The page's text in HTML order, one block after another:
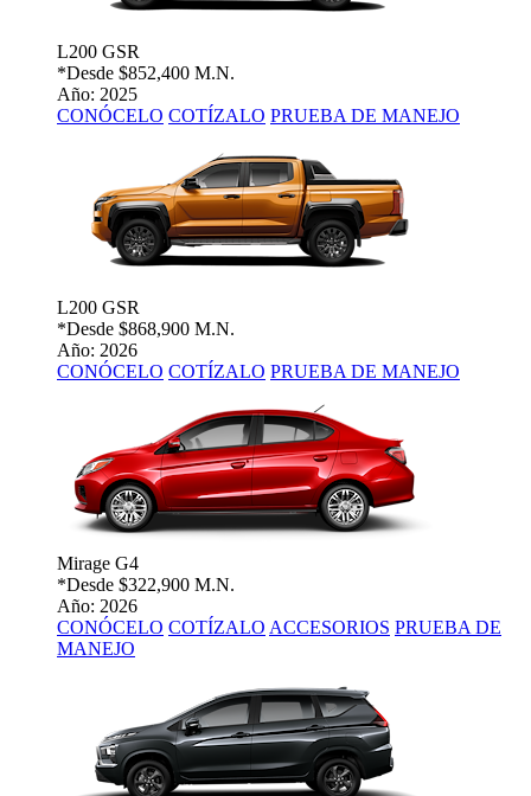
L200 GSR
*Desde $852,400 M.N.
Año: 2025
CONÓCELO COTÍZALO PRUEBA DE MANEJO
L200 GSR
*Desde $868,900 M.N.
Año: 2026
CONÓCELO COTÍZALO PRUEBA DE MANEJO
Mirage G4
*Desde $322,900 M.N.
Año: 2026
CONÓCELO COTÍZALO ACCESORIOS PRUEBA DE
MANEJO